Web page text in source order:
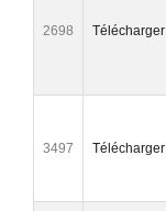
Télécharger
2698
Télécharger
3497